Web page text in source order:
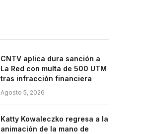
CNTV aplica dura sanción a
La Red con multa de 500 UTM
tras infracción financiera
Agosto 5, 2026
Katty Kowaleczko regresa a la
animación de la mano de